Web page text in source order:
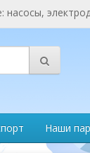
Наши